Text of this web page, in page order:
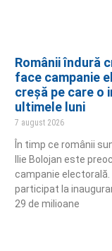
Românii îndură
face campanie
creșă pe care o
ultimele luni
7 august 2026
În timp ce românii
Ilie Bolojan este
campanie
participat la
29 de milioane